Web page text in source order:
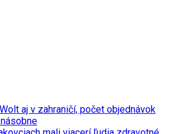
aj v zahraničí, počet objednávok